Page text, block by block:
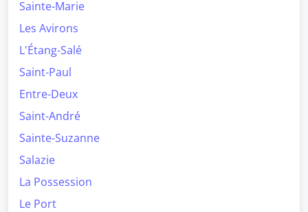
Sainte-Marie
Les Avirons
L'Étang-Salé
Saint-Paul
Entre-Deux
Saint-André
Sainte-Suzanne
Salazie
La Possession
Le Port